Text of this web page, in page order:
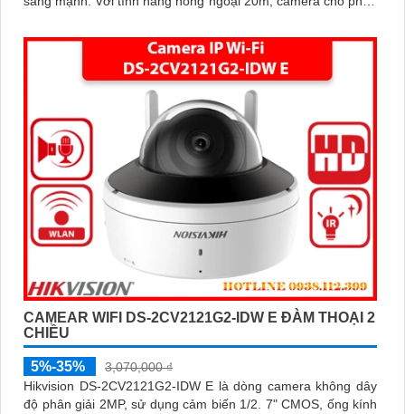
CAMEAR WIFI DS-2CV2121G2-IDW E ĐÀM THOẠI 2
CHIỀU
5%-35%
3,070,000 ₫
Hikvision DS-2CV2121G2-IDW E là dòng camera không dây
độ phân giải 2MP, sử dụng cảm biến 1/2. 7" CMOS, ống kính